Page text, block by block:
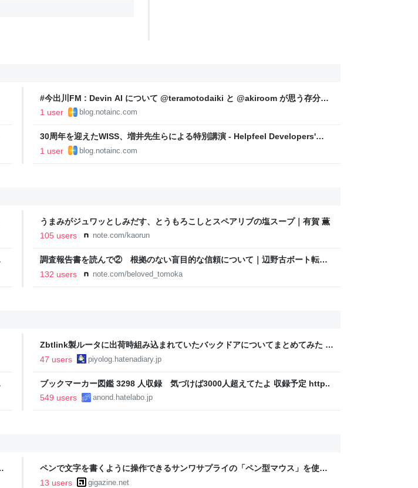
#今出川FM : Devin AI について @teramotodaiki と @akiroom が思う存分話
しまくりました（Devin 本人コメントあり） - Helpfeel Developers' Blog
1 user blog.notainc.com
30周年を迎えたWISS、増井先生らによる特別講演 - Helpfeel Developers'
Blog
1 user blog.notainc.com
うまみがジュワッとしみだす、とうもろこしとスペアリブの塩スープ｜有賀 薫
105 users
note.com/kaorun
調査報告書を読んで② 根拠のない盲目的な信頼について｜辺野古ボート転覆
事故遺族メモ
132 users note.com/beloved_tomoka
Zbtlink製ルータに出荷時組み込まれていたバックドアについてまとめてみた -
piyolog
47 users piyolog.hatenadiary.jp
ブックマーカー図鑑 3298 人収録 気づけば3000人超えてたよ 収録予定 http..
549 users
anond.hatelabo.jp
ペンで文字を書くように操作できるサンワサプライの「ペン型マウス」を使っ
てみた
13 users gigazine.net